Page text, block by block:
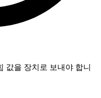
값을 장치로 보내야 합니